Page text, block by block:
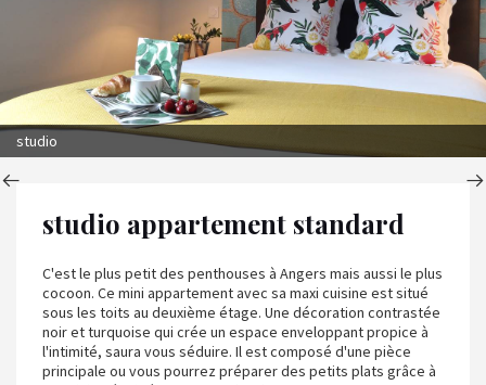
studio
studio appartement standard
C'est le plus petit des penthouses à Angers mais aussi le plus
cocoon. Ce mini appartement avec sa maxi cuisine est situé
sous les toits au deuxième étage. Une décoration contrastée
noir et turquoise qui crée un espace enveloppant propice à
l'intimité, saura vous séduire. Il est composé d'une pièce
principale ou vous pourrez préparer des petits plats grâce à